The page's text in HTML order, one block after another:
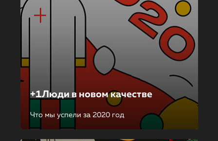
+1Люди в новом качестве
Что мы успели за 2020 год